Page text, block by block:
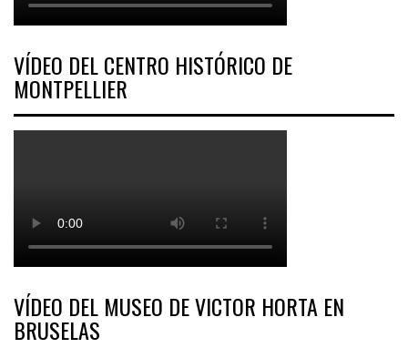
VÍDEO DEL CENTRO HISTÓRICO DE
MONTPELLIER
VÍDEO DEL MUSEO DE VICTOR HORTA EN
BRUSELAS